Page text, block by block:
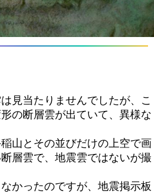
見当たりませんでしたが、こ
の断層雲が出ていて、異様な
山とその並びだけの上空で画
層雲で、地震雲ではないが撮
かったのですが、地震掲示板